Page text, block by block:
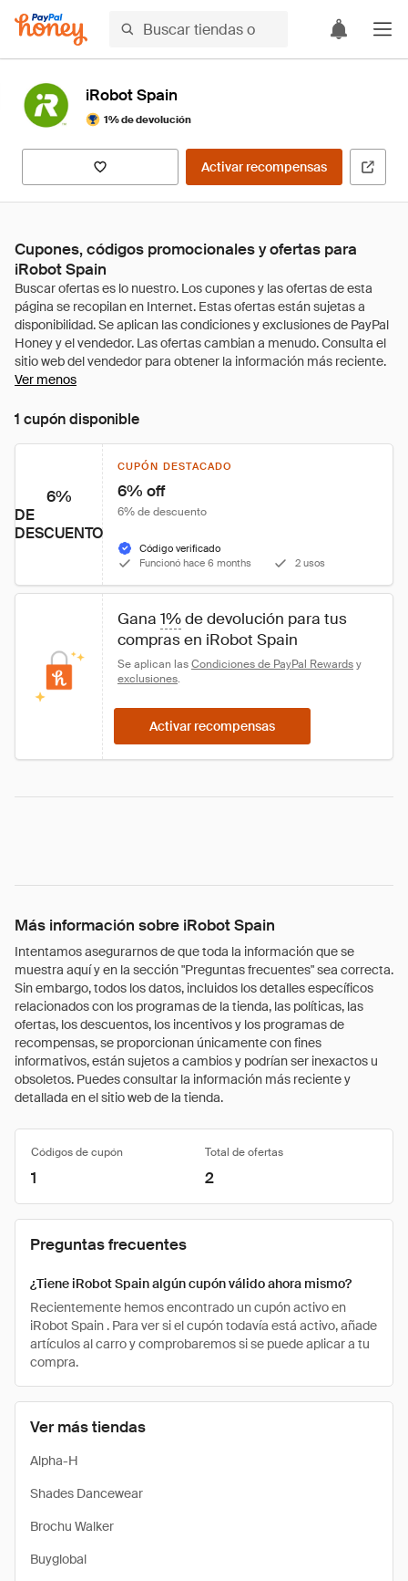
iRobot Spain
1% de devolución
Activar recompensas
Cupones, códigos promocionales y ofertas para
iRobot Spain
Ver menos
1 cupón disponible
6%
DE
DESCUENTO
CUPÓN DESTACADO
6% off
6% de descuento
Código verificado
Funcionó hace 6 months
2 usos
Gana 1% de devolución para tus
compras en iRobot Spain
Se aplican las Condiciones de PayPal Rewards y
exclusiones.
Activar recompensas
Más información sobre iRobot Spain
Intentamos asegurarnos de que toda la información que se
muestra aquí y en la sección "Preguntas frecuentes" sea correcta.
Sin embargo, todos los datos, incluidos los detalles específicos
relacionados con los programas de la tienda, las políticas, las
ofertas, los descuentos, los incentivos y los programas de
recompensas, se proporcionan únicamente con fines
informativos, están sujetos a cambios y podrían ser inexactos u
obsoletos. Puedes consultar la información más reciente y
detallada en el sitio web de la tienda.
Ver más tiendas
Alpha-H
Shades Dancewear
Brochu Walker
Buyglobal
Códigos de cupón Total de ofertas
1 2
Preguntas frecuentes
¿Tiene iRobot Spain algún cupón válido ahora mismo?
Recientemente hemos encontrado un cupón activo en
iRobot Spain . Para ver si el cupón todavía está activo, añade
artículos al carro y comprobaremos si se puede aplicar a tu
compra.